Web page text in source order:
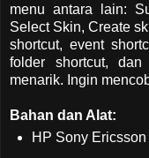
menu antara lain:
Select Skin, Create
shortcut, event
folder shortcut,
menarik. Ingin
Bahan dan Alat:
HP Sony